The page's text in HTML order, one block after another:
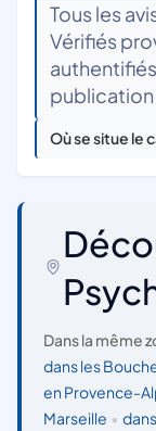
Tous les
Vérifiés
Où se situe le
Dans la même
dans les
en Provence-
Marseille •